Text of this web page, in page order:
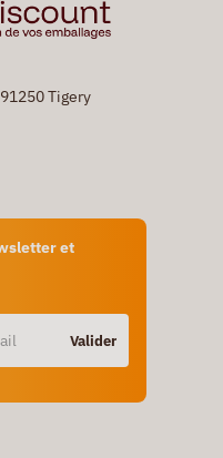
Tigery
et
Valider